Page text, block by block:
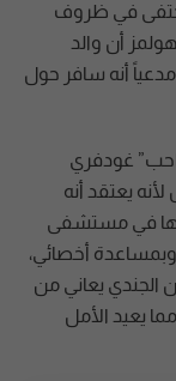
في ظروف
أن والد
أنه سافر حول
غودفري
يعتقد أنه
في مستشفى
أخصائي،
يعاني من
يعيد الأمل